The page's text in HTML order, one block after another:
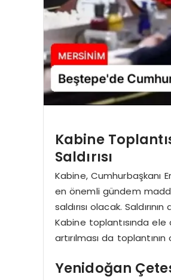
Kabine
Saldırısı
Kabine, Cumhurbaşkanı
en önemli gündem
saldırısı olacak.
Kabine toplantısında ele
artırılması da
Yenidoğan